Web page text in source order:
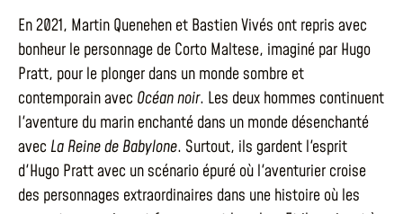
En 2021, Martin Quenehen et Bastien Vivés ont repris avec
bonheur le personnage de Corto Maltese, imaginé par Hugo
Pratt, pour le plonger dans un monde sombre et
contemporain avec Océan noir. Les deux hommes continuent
l'aventure du marin enchanté dans un monde désenchanté
avec La Reine de Babylone. Surtout, ils gardent l'esprit
d'Hugo Pratt avec un scénario épuré où l'aventurier croise
des personnages extraordinaires dans une histoire où les